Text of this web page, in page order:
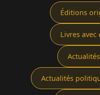
Éditions
Livres avec
Actualités